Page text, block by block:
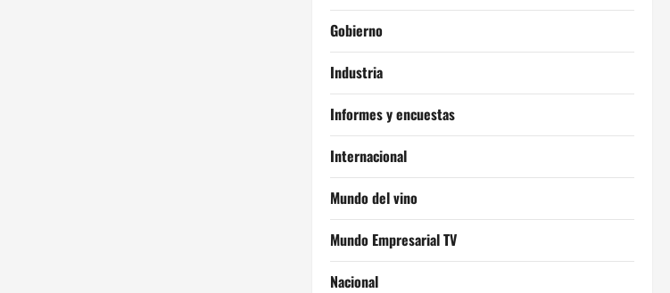
Gobierno
Industria
Informes y encuestas
Internacional
Mundo del vino
Mundo Empresarial TV
Nacional